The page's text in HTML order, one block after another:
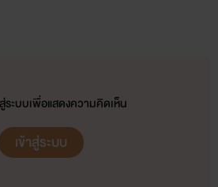
ระบบเพื่อแสดงความคิดเห็น
เข้าสู่ระบบ